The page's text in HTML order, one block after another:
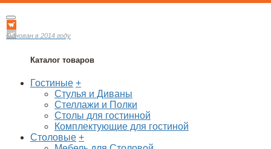
Основан в 2014 году
Каталог товаров
Гостиные +
Стулья и Диваны
Стеллажи и Полки
Столы для гостинной
Комплектующие для гостиной
Столовые +